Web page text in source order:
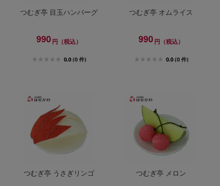
つむぎ亭 目玉ハンバーグ
990円（税込）
0.0 (0 件)
つむぎ亭 オムライス
990円（税込）
0.0 (0 件)
つむぎ亭 うさぎリンゴ つむぎ亭 メロン